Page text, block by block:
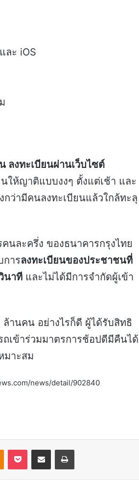
ละ iOS
ลงทะเบียนผ่านเว็บไซต์
ให้ญาติแบบงงๆ ตั้งแต่เช้า และ
กว่ามีคนลงทะเบียนแล้วใกล้ทะลุ
นละครึ่ง ของธนาคารกรุงไทย
การลงทะเบียนของประชาชนที่
นาที และไม่ได้มีการจำกัดผู้เข้า
ล้านคน อย่างไรก็ดี ผู้ได้รับสิทธิ
เข้าร่วมมาตรการช้อปดีมีคืนได้
มาะสม
news/detail/902840
Odnoklassniki
Pocket Share via Email Print